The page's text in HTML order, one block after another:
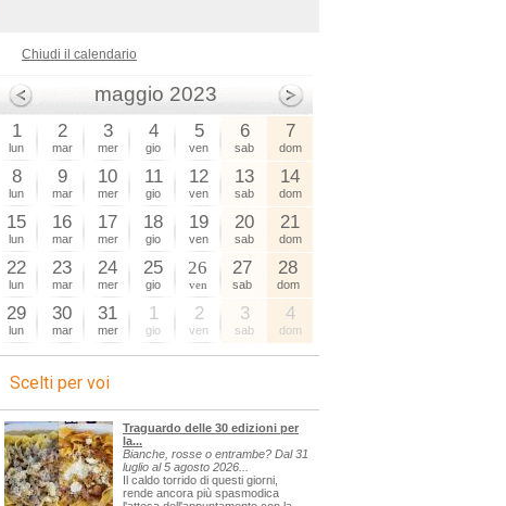
Chiudi il calendario
maggio 2023
1
lun
2
mar
3
mer
4
gio
5
ven
6
sab
7
dom
8
lun
9
mar
10
mer
11
gio
12
ven
13
sab
14
dom
15
lun
16
mar
17
mer
18
gio
19
ven
20
sab
21
dom
22
lun
23
mar
24
mer
25
gio
26
ven
27
sab
28
dom
29
lun
30
mar
31
mer
1
gio
2
ven
3
sab
4
dom
Scelti per voi
Traguardo delle 30 edizioni per
la...
Bianche, rosse o entrambe? Dal 31
luglio al 5 agosto 2026...
Il caldo torrido di questi giorni,
rende ancora più spasmodica